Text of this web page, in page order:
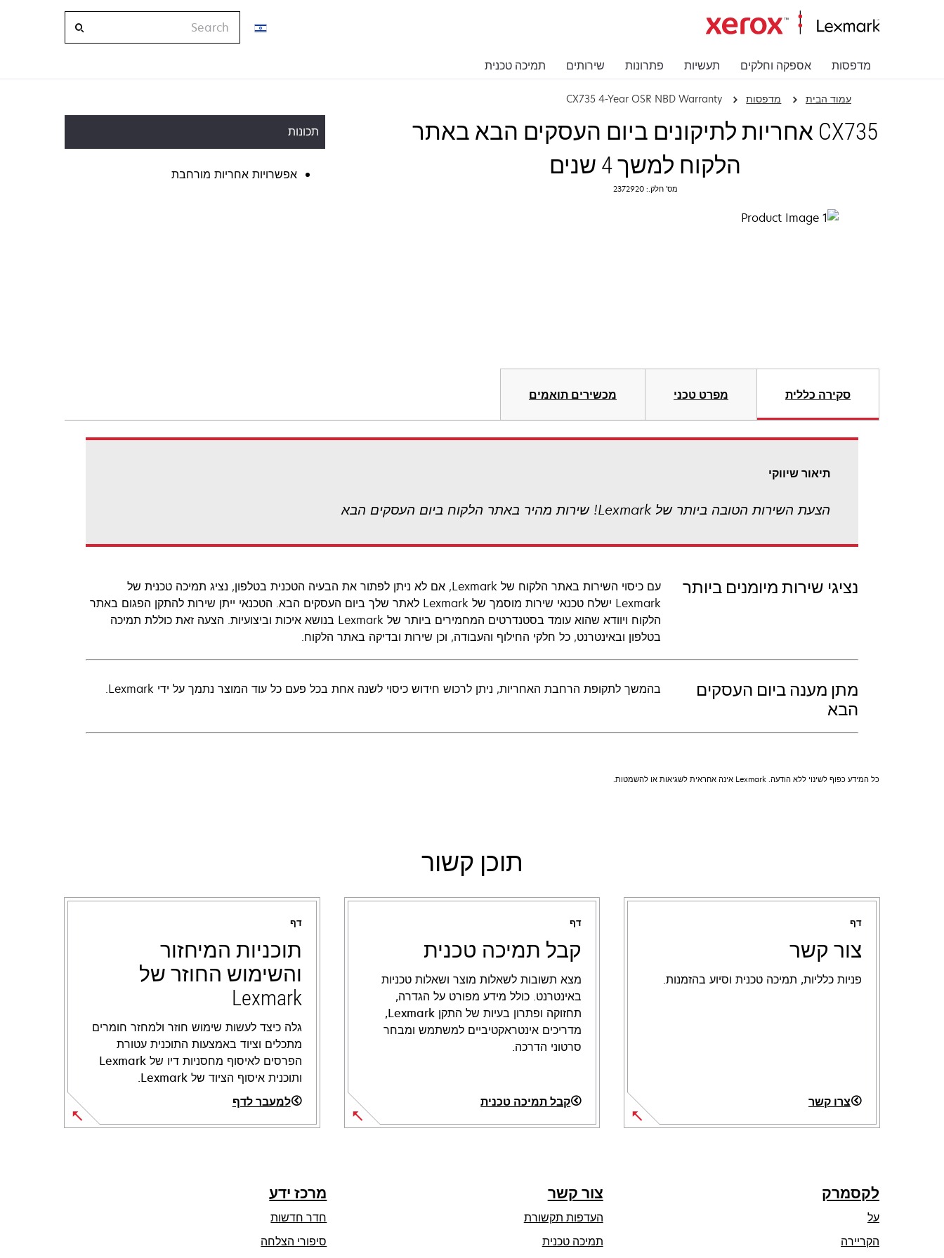
מדפסות אספקה וחלקים תעשיות פתרונות שירותים תמיכה טכנית
Search
עמוד הבית מדפסות CX735 4-Year OSR NBD Warranty
CX735 אחריות לתיקונים ביום העסקים הבא באתר
הלקוח למשך 4 שנים
מס' חלק.: 2372920
תכונות
אפשרויות אחריות מורחבת
סקירה כללית מפרט טכני מכשירים תואמים
תיאור שיווקי
הצעת השירות הטובה ביותר של Lexmark! שירות מהיר באתר הלקוח ביום העסקים הבא
נציגי שירות מיומנים ביותר
עם כיסוי השירות באתר הלקוח של Lexmark, אם לא ניתן לפתור את הבעיה הטכנית בטלפון, נציג תמיכה טכנית של
Lexmark ישלח טכנאי שירות מוסמך של Lexmark לאתר שלך ביום העסקים הבא. הטכנאי ייתן שירות להתקן הפגום באתר
הלקוח ויוודא שהוא עומד בסטנדרטים המחמירים ביותר של Lexmark בנושא איכות וביצועיות. ‏‫הצעה זאת כוללת תמיכה
בטלפון ובאינטרנט, כל חלקי החילוף והעבודה, וכן שירות ובדיקה באתר הלקוח.‬
מתן מענה ביום העסקים
הבא
בהמשך לתקופת הרחבת האחריות, ניתן לרכוש חידוש כיסוי לשנה אחת בכל פעם כל עוד המוצר נתמך על ידי Lexmark.
כל המידע כפוף לשינוי ללא הודעה. Lexmark אינה אחראית לשגיאות או להשמטות.
תוכן קשור
דף
צור קשר
פניות כלליות, תמיכה טכנית וסיוע בהזמנות.
צרו קשר
דף
קבל תמיכה טכנית
מצא תשובות לשאלות מוצר ושאלות טכניות
באינטרנט. כולל מידע מפורט על הגדרה,
תחזוקה ופתרון בעיות של התקן Lexmark,
מדריכים אינטראקטיביים למשתמש ומבחר
סרטוני הדרכה.
קבל תמיכה טכנית
opens
tab
דף
תוכניות המיחזור
והשימוש החוזר של
Lexmark
גלה כיצד לעשות שימוש חוזר ולמחזר חומרים
מתכלים וציוד באמצעות התוכנית עטורת
הפרסים לאיסוף מחסניות דיו של Lexmark
ותוכנית איסוף הציוד של Lexmark.
למעבר לדף
לקסמרק
על
הקריירה
צור קשר
העדפות תקשורת
תמיכה טכניתopens
מרכז ידע
חדר חדשות
סיפורי הצלחה